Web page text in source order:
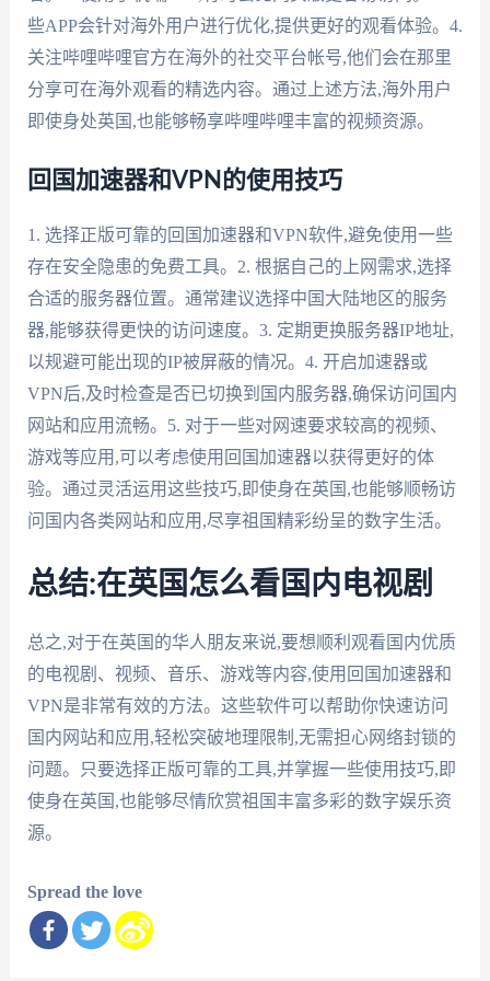
些APP会针对海外用户进行优化,提供更好的观看体验。4.
关注哔哩哔哩官方在海外的社交平台帐号,他们会在那里
分享可在海外观看的精选内容。通过上述方法,海外用户
即使身处英国,也能够畅享哔哩哔哩丰富的视频资源。
回国加速器和VPN的使用技巧
1. 选择正版可靠的回国加速器和VPN软件,避免使用一些
存在安全隐患的免费工具。2. 根据自己的上网需求,选择
合适的服务器位置。通常建议选择中国大陆地区的服务
器,能够获得更快的访问速度。3. 定期更换服务器IP地址,
以规避可能出现的IP被屏蔽的情况。4. 开启加速器或
VPN后,及时检查是否已切换到国内服务器,确保访问国内
网站和应用流畅。5. 对于一些对网速要求较高的视频、
游戏等应用,可以考虑使用回国加速器以获得更好的体
验。通过灵活运用这些技巧,即使身在英国,也能够顺畅访
问国内各类网站和应用,尽享祖国精彩纷呈的数字生活。
总结:在英国怎么看国内电视剧
总之,对于在英国的华人朋友来说,要想顺利观看国内优质
的电视剧、视频、音乐、游戏等内容,使用回国加速器和
VPN是非常有效的方法。这些软件可以帮助你快速访问
国内网站和应用,轻松突破地理限制,无需担心网络封锁的
问题。只要选择正版可靠的工具,并掌握一些使用技巧,即
使身在英国,也能够尽情欣赏祖国丰富多彩的数字娱乐资
源。
Spread the love